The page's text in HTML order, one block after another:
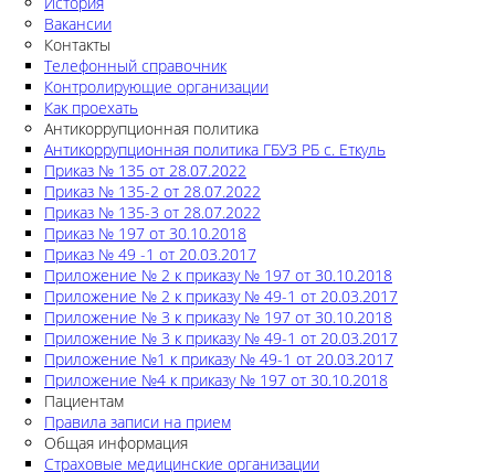
Вакансии
Контакты
Телефонный справочник
Контролирующие организации
Как проехать
Антикоррупционная политика
Антикоррупционная политика ГБУЗ РБ с. Еткуль
Приказ № 135 от 28.07.2022
Приказ № 135-2 от 28.07.2022
Приказ № 135-3 от 28.07.2022
Приказ № 197 от 30.10.2018
Приказ № 49 -1 от 20.03.2017
Приложение № 2 к приказу № 197 от 30.10.2018
Приложение № 2 к приказу № 49-1 от 20.03.2017
Приложение № 3 к приказу № 197 от 30.10.2018
Приложение № 3 к приказу № 49-1 от 20.03.2017
Приложение №1 к приказу № 49-1 от 20.03.2017
Приложение №4 к приказу № 197 от 30.10.2018
Пациентам
Правила записи на прием
Общая информация
Страховые медицинские организации